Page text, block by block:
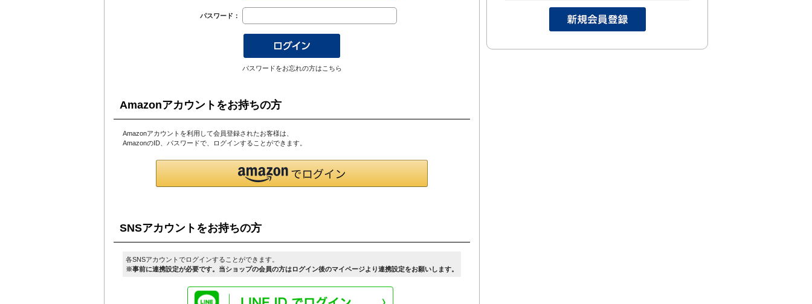
パスワード：
パスワードをお忘れの方はこちら
Amazonアカウントをお持ちの方
Amazonアカウントを利用して会員登録されたお客様は、
AmazonのID、パスワードで、ログインすることができます。
SNSアカウントをお持ちの方
各SNSアカウントでログインすることができます。
※事前に連携設定が必要です。当ショップの会員の方はログイン後のマイページより連携設定をお願いします。